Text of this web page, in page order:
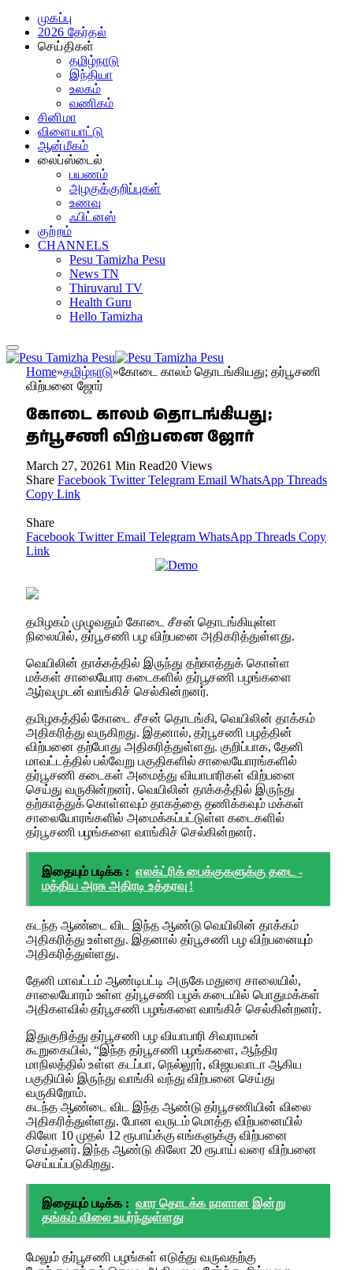
முகப்பு
2026 தேர்தல்
செய்திகள்
தமிழ்நாடு
இந்தியா
உலகம்
வணிகம்
சினிமா
விளையாட்டு
ஆன்மீகம்
லைப்ஸ்டைல்
பயணம்
அழகுக்குறிப்புகள்
உணவு
ஃபிட்னஸ்
குற்றம்
CHANNELS
Pesu Tamizha Pesu
News TN
Thiruvarul TV
Health Guru
Hello Tamizha
Home»தமிழ்நாடு»கோடை காலம் தொடங்கியது; தர்பூசணி
விற்பனை ஜோர்
கோடை காலம் தொடங்கியது;
தர்பூசணி விற்பனை ஜோர்
March 27, 20261 Min Read20 Views
Share Facebook Twitter Telegram Email WhatsApp Threads
Copy Link
Share
Facebook Twitter Email Telegram WhatsApp Threads Copy
Link
தமிழகம் முழுவதும் கோடை சீசன் தொடங்கியுள்ள
நிலையில், தர்பூசணி பழ விற்பனை அதிகரித்துள்ளது.
வெயிலின் தாக்கத்தில் இருந்து தற்காத்துக் கொள்ள
மக்கள் சாலையோர கடைகளில் தர்பூசணி பழங்களை
ஆர்வமுடன் வாங்கிச் செல்கின்றனர்.
தமிழகத்தில் கோடை சீசன் தொடங்கி, வெயிலின் தாக்கம்
அதிகரித்து வருகிறது. இதனால், தர்பூசணி பழத்தின்
விற்பனை தற்போது அதிகரித்துள்ளது. குறிப்பாக, தேனி
மாவட்டத்தில் பல்வேறு பகுதிகளில் சாலையோரங்களில்
தர்பூசணி கடைகள் அமைத்து வியாபாரிகள் விற்பனை
செய்து வருகின்றனர். வெயிலின் தாக்கத்தில் இருந்து
தற்காத்துக் கொள்ளவும் தாகத்தை தணிக்கவும் மக்கள்
சாலையோரங்களில் அமைக்கப்பட்டுள்ள கடைகளில்
தர்பூசணி பழங்களை வாங்கிச் செல்கின்றனர்.
இதையும் படிக்க : எலக்ட்ரிக் பைக்குகளுக்கு தடை -
மத்திய அரசு அதிரடி உத்தரவு !
கடந்த ஆண்டை விட இந்த ஆண்டு வெயிலின் தாக்கம்
அதிகரித்து உள்ளது. இதனால் தர்பூசணி பழ விற்பனையும்
அதிகரித்துள்ளது.
தேனி மாவட்டம் ஆண்டிபட்டி அருகே மதுரை சாலையில்,
சாலையோரம் உள்ள தர்பூசணி பழக் கடையில் பொதுமக்கள்
அதிகளவில் தர்பூசணி பழங்களை வாங்கிச் செல்கின்றனர்.
இதுகுறித்து தர்பூசணி பழ வியாபாரி சிவராமன்
கூறுகையில், “இந்த தர்பூசணி பழங்களை, ஆந்திர
மாநிலத்தில் உள்ள கடப்பா, நெல்லூர், விஜயவாடா ஆகிய
பகுதியில் இருந்து வாங்கி வந்து விற்பனை செய்து
வருகிறோம்.
கடந்த ஆண்டை விட இந்த ஆண்டு தர்பூசணியின் விலை
அதிகரித்துள்ளது. போன வருடம் மொத்த விற்பனையில்
கிலோ 10 முதல் 12 ரூபாய்க்கு எங்களுக்கு விற்பனை
செய்தனர். இந்த ஆண்டு கிலோ 20 ரூபாய் வரை விற்பனை
செய்யப்படுகிறது.
இதையும் படிக்க : வார தொடக்க நாளான இன்று
தங்கம் விலை உயர்ந்துள்ளது
மேலும் தர்பூசணி பழங்கள் எடுத்து வருவதற்கு